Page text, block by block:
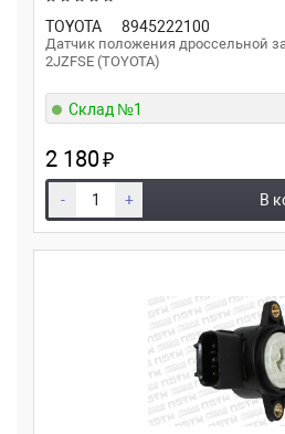
TOYOTA 8945222100
Датчик положения дроссельной
2JZFSE (TOYOTA)
Склад №1
2 180₽
- + В